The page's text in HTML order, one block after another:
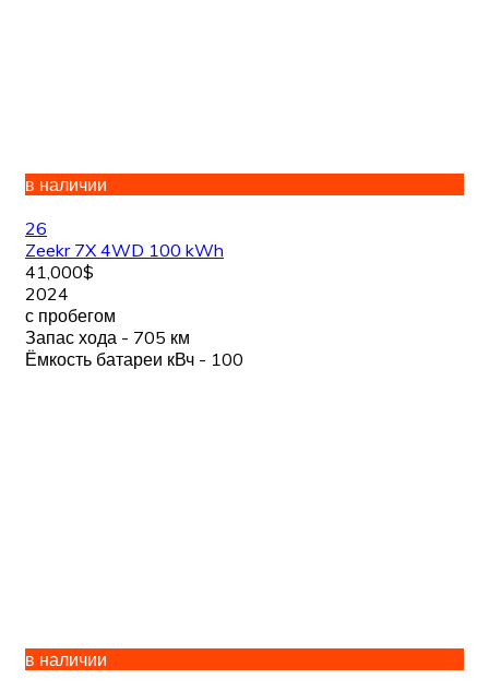
в наличии
26
Zeekr 7X 4WD 100 kWh
41,000$
2024
с пробегом
Запас хода - 705 км
Ёмкость батареи кВч - 100
в наличии